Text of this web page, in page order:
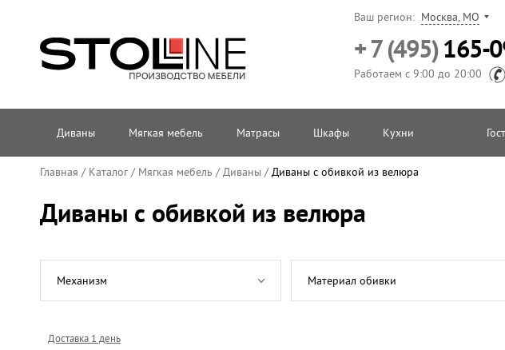
Ваш регион: Москва, МО
+ 7 (495)165-
Работаем с 9:00 до 20:00
Диваны Мягкая мебель Матрасы Шкафы Кухни
Главная / Каталог/ Мягкая мебель /Диваны /Диваны с обивкой из велюра
Диваны с обивкой из велюра
Механизм Материал обивки
Доставка 1 день